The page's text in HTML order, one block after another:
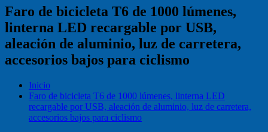
Faro de bicicleta T6 de 1000 lúmenes,
linterna LED recargable por USB,
aleación de aluminio, luz de carretera,
accesorios bajos para ciclismo
Inicio
Faro de bicicleta T6 de 1000 lúmenes, linterna LED
recargable por USB, aleación de aluminio, luz de carretera,
accesorios bajos para ciclismo